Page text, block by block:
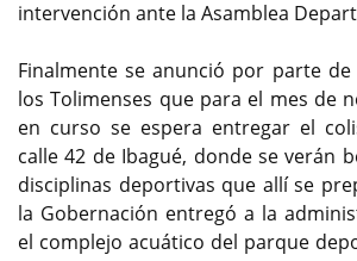
intervención ante la Asamblea
Finalmente se anunció por parte
los Tolimenses que para el mes de
en curso se espera entregar el
calle 42 de Ibagué, donde se verán
disciplinas deportivas que allí se
la Gobernación entregó a la
el complejo acuático del parque